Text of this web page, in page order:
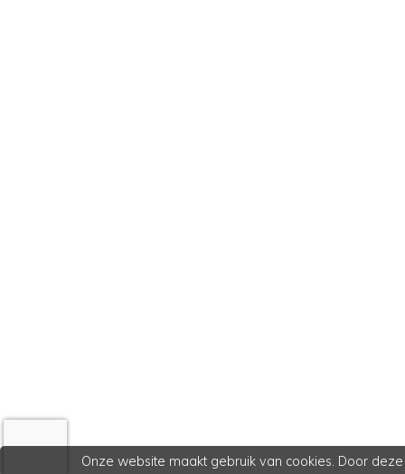
Onze website maakt gebruik van cookies. Door